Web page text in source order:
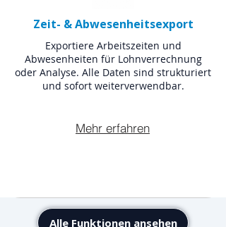
Zeit- & Abwesenheitsexport
Exportiere Arbeitszeiten und
Abwesenheiten für Lohnverrechnung
oder Analyse. Alle Daten sind strukturiert
und sofort weiterverwendbar.
Mehr erfahren
Alle Funktionen ansehen